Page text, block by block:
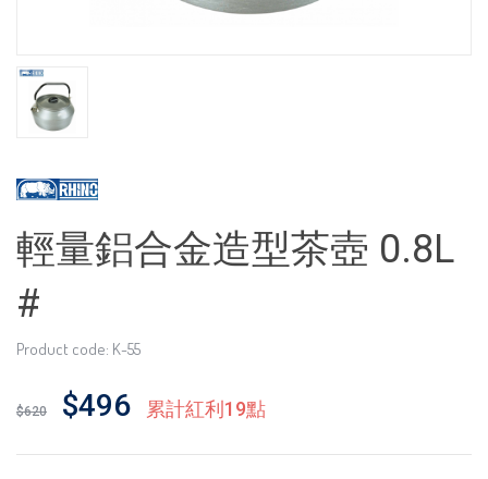
輕量鋁合金造型茶壺 0.8L
#
Product code: K-55
$620 $496 累計紅利19點